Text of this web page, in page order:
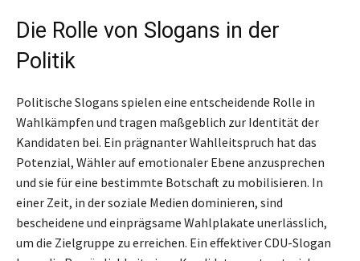
Die Rolle von Slogans in der
Politik
Politische Slogans spielen eine entscheidende Rolle in
Wahlkämpfen und tragen maßgeblich zur Identität der
Kandidaten bei. Ein prägnanter Wahlleitspruch hat das
Potenzial, Wähler auf emotionaler Ebene anzusprechen
und sie für eine bestimmte Botschaft zu mobilisieren. In
einer Zeit, in der soziale Medien dominieren, sind
bescheidene und einprägsame Wahlplakate unerlässlich,
um die Zielgruppe zu erreichen. Ein effektiver CDU-Slogan